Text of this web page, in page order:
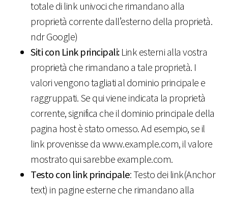
totale di link univoci che rimandano alla
proprietà corrente dall’esterno della proprietà.
ndr Google)
Siti con Link principali:Link esterni alla vostra
proprietà che rimandano a tale proprietà. I
valori vengono tagliati al dominio principale e
raggruppati. Se qui viene indicata la proprietà
corrente, significa che il dominio principale della
pagina host è stato omesso. Ad esempio, se il
link provenisse da www.example.com, il valore
mostrato qui sarebbe example.com.
Testo con link principale: Testo dei link(Anchor
text) in pagine esterne che rimandano alla